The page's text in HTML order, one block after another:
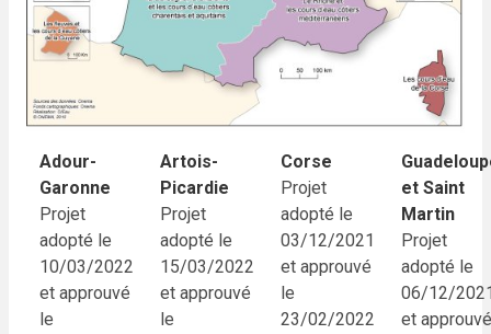
Adour-
Garonne
Projet
adopté le
10/03/2022
et approuvé
le
Artois-
Picardie
Projet
adopté le
15/03/2022
et approuvé
le
Corse
Projet
adopté le
03/12/2021
et approuvé
le
23/02/2022
et Saint
Martin
Projet
adopté le
06/12/
et approuvé